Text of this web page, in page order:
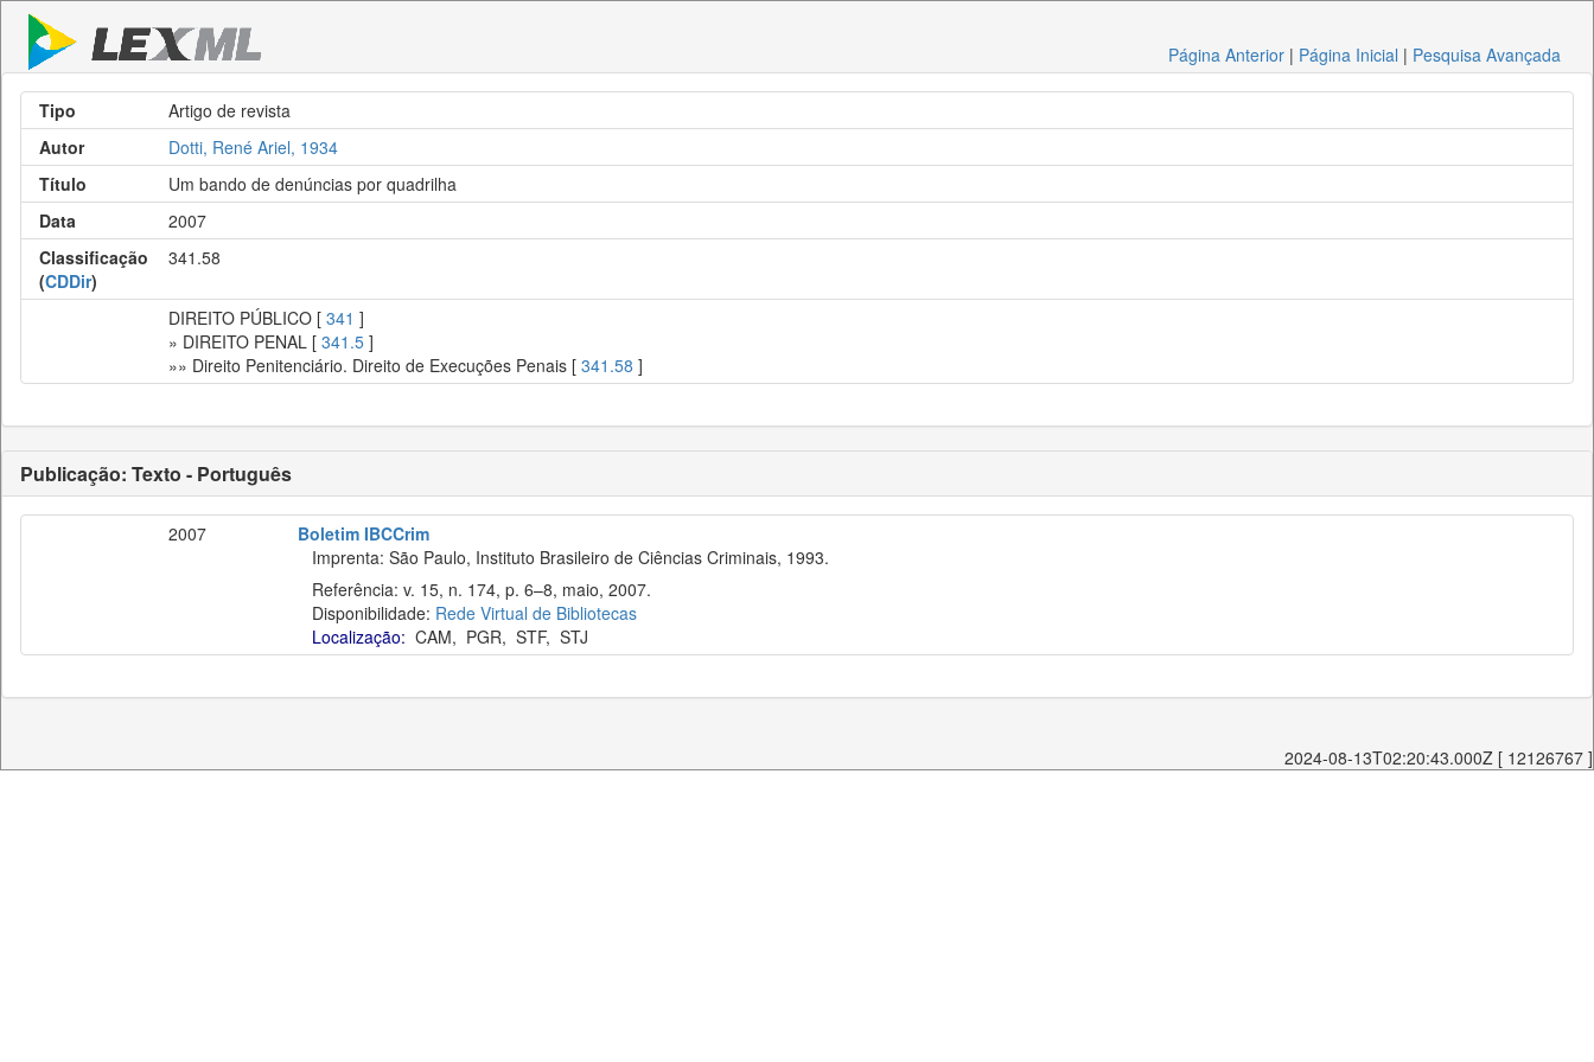
Página Anterior | Página Inicial | Pesquisa Avançada
Tipo
Artigo de revista
Autor
Dotti, René Ariel, 1934
Título
Um bando de denúncias por quadrilha
Data
2007
Classificação
(CDDir)
341.58
DIREITO PÚBLICO [ 341 ]
» DIREITO PENAL [ 341.5 ]
»» Direito Penitenciário. Direito de Execuções Penais [ 341.58 ]
Publicação: Texto - Português
2007
Boletim IBCCrim
Imprenta: São Paulo, Instituto Brasileiro de Ciências Criminais, 1993.
Referência: v. 15, n. 174, p. 6–8, maio, 2007.
Disponibilidade: Rede Virtual de Bibliotecas
Localização: CAM, PGR, STF, STJ
2024-08-13T02:20:43.000Z [ 12126767 ]